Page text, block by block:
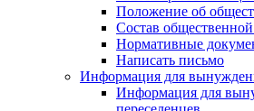
Положение об
Состав
Нормативные
Написать письмо
Информация для
Информация для